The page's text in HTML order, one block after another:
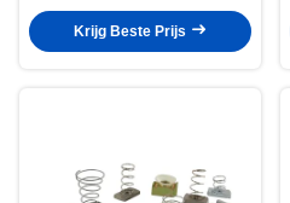
Krijg Beste Prijs